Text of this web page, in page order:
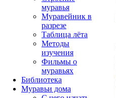
муравья
Муравейник в
разрезе
Таблица лёта
Методы
изучения
Фильмы о
муравьях
Библиотека
Муравьи дома